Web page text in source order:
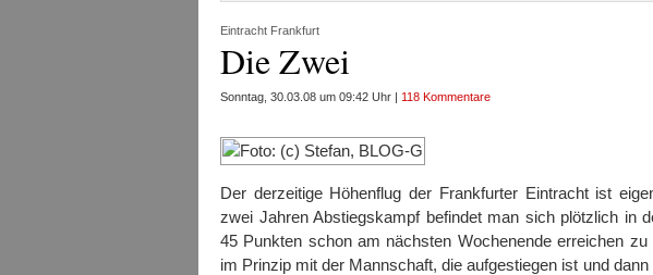
Eintracht Frankfurt
Die Zwei
Sonntag, 30.03.08 um 09:42 Uhr | 118 Kommentare
Der derzeitige Höhenflug der Frankfurter Eintracht ist
zwei Jahren Abstiegskampf befindet man sich plötzlich in
45 Punkten schon am nächsten Wochenende erreichen zu
im Prinzip mit der Mannschaft, die aufgestiegen ist und